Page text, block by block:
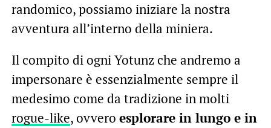
randomico, possiamo iniziare la nostra
avventura all’interno della miniera.
Il compito di ogni Yotunz che andremo a
impersonare è essenzialmente sempre il
medesimo come da tradizione in molti
rogue-like, ovvero esplorare in lungo e in